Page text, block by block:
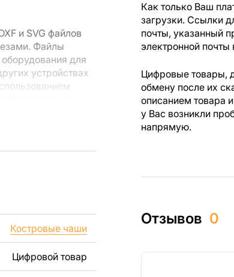
и SVG файлов
Файлы
для
устройствах
созданы с
что
Костровые чаши
Цифровой товар
Как только Ваш
загрузки. Ссылки
почты, указанный
электронной
Цифровые товары,
обмену после их
описанием товара
у Вас возникли
напрямую.
Отзывов 0